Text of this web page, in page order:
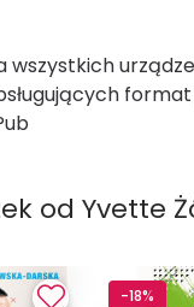
wszystkich
format
od Yvette
-18%